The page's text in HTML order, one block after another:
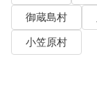
御蔵島村
小笠原村